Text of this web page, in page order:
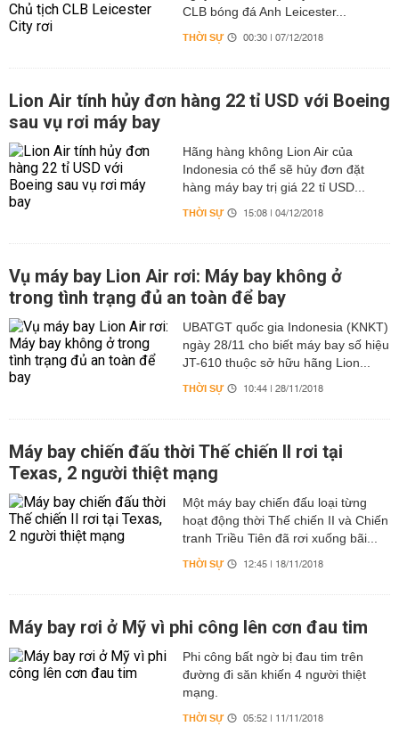
CLB bóng đá Anh Leicester...
THỜI SỰ 00:30 | 07/12/2018
Lion Air tính hủy đơn hàng 22 tỉ USD với Boeing
sau vụ rơi máy bay
Hãng hàng không Lion Air của
Indonesia có thể sẽ hủy đơn đặt
hàng máy bay trị giá 22 tỉ USD...
THỜI SỰ 15:08 | 04/12/2018
Vụ máy bay Lion Air rơi: Máy bay không ở
trong tình trạng đủ an toàn để bay
UBATGT quốc gia Indonesia (KNKT)
ngày 28/11 cho biết máy bay số hiệu
JT-610 thuộc sở hữu hãng Lion...
THỜI SỰ 10:44 | 28/11/2018
Máy bay chiến đấu thời Thế chiến II rơi tại
Texas, 2 người thiệt mạng
Một máy bay chiến đấu loại từng
hoạt động thời Thế chiến II và Chiến
tranh Triều Tiên đã rơi xuống bãi...
THỜI SỰ 12:45 | 18/11/2018
Máy bay rơi ở Mỹ vì phi công lên cơn đau tim
Phi công bất ngờ bị đau tim trên
đường đi săn khiến 4 người thiệt
mạng.
THỜI SỰ 05:52 | 11/11/2018